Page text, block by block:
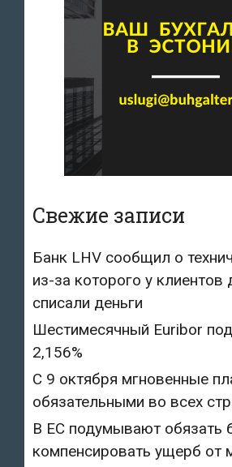
Свежие записи
Банк LHV сообщил о
из-за которого у
списали деньги
Шестимесячный Euribor
2,156%
С 9 октября мгновенные
обязательными во всех
В ЕС подумывают обязать
компенсировать ущерб от